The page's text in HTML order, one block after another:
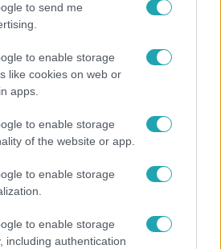
to send me
to enable storage
like cookies on web or
apps.
to enable storage
of the website or app.
to enable storage
to enable storage
including authentication
kieső támogató szerződések
a Fradi elnöke egy zártkörű